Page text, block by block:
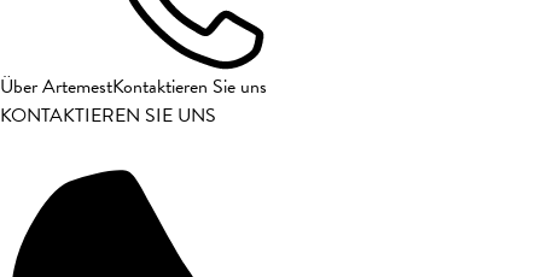
Über ArtemestKontaktieren Sie uns
KONTAKTIEREN SIE UNS